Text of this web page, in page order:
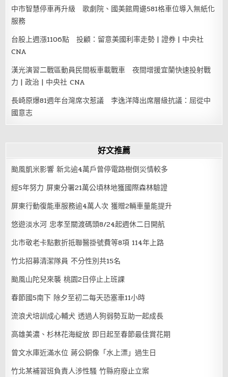
中市智慧停車再升級 歌劇院、國美館周邊581格車位導入無紙化
服務
台股上週漲1106點 投顧：留意美國利率走勢 | 證券 | 中央社
CNA
漢光演習二戰區動員民間板車載戰車 夜間增援宜蘭快速投射戰
力 | 政治 | 中央社 CNA
長崎原爆81週年台灣席次惹議 李逸洋降出席層級抗議：屈從中
國意志
好文推薦
颱風凱米影響 新北逾4萬戶曾停電路樹倒災情較多
經5年努力 屏東分署21萬公頃林地獲國際森林驗證
屏東行動復能車服務逾4萬人次 獲贈2輛車量能提升
悠遊淡水河 忠孝至關渡碼頭8/24起週休二日開航
北市敬老卡點數折抵聯醫掛號費等8項 114年上路
竹北招募清潔隊員 不分性別共15名
颱風山陀兒來襲 桃園2日停止上班課
春節國5南下 除夕至初二每天恐塞車11小時
流浪犬培訓成心輔犬 透過人狗弱勢互助一起成長
高雄美濃、杉林花海綻放 即日起至春節最佳賞花期
曾文水庫近滿水位 蔣公銅像「水上漂」過生日
竹北某補習班負責人涉性騷 竹縣府廢止立案